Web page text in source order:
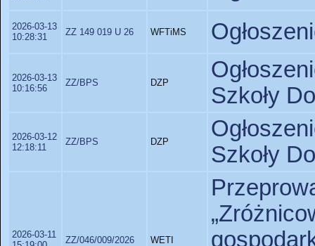
2026-03-13
10:28:31
ZZ 149 019 U 26 WFTiMS
2026-03-13
10:16:56
ZZ/BPS DZP
Szkoły
2026-03-12
12:18:11
ZZ/BPS DZP
Szkoły
2026-03-11
ZZ/046/009/2026 WETI